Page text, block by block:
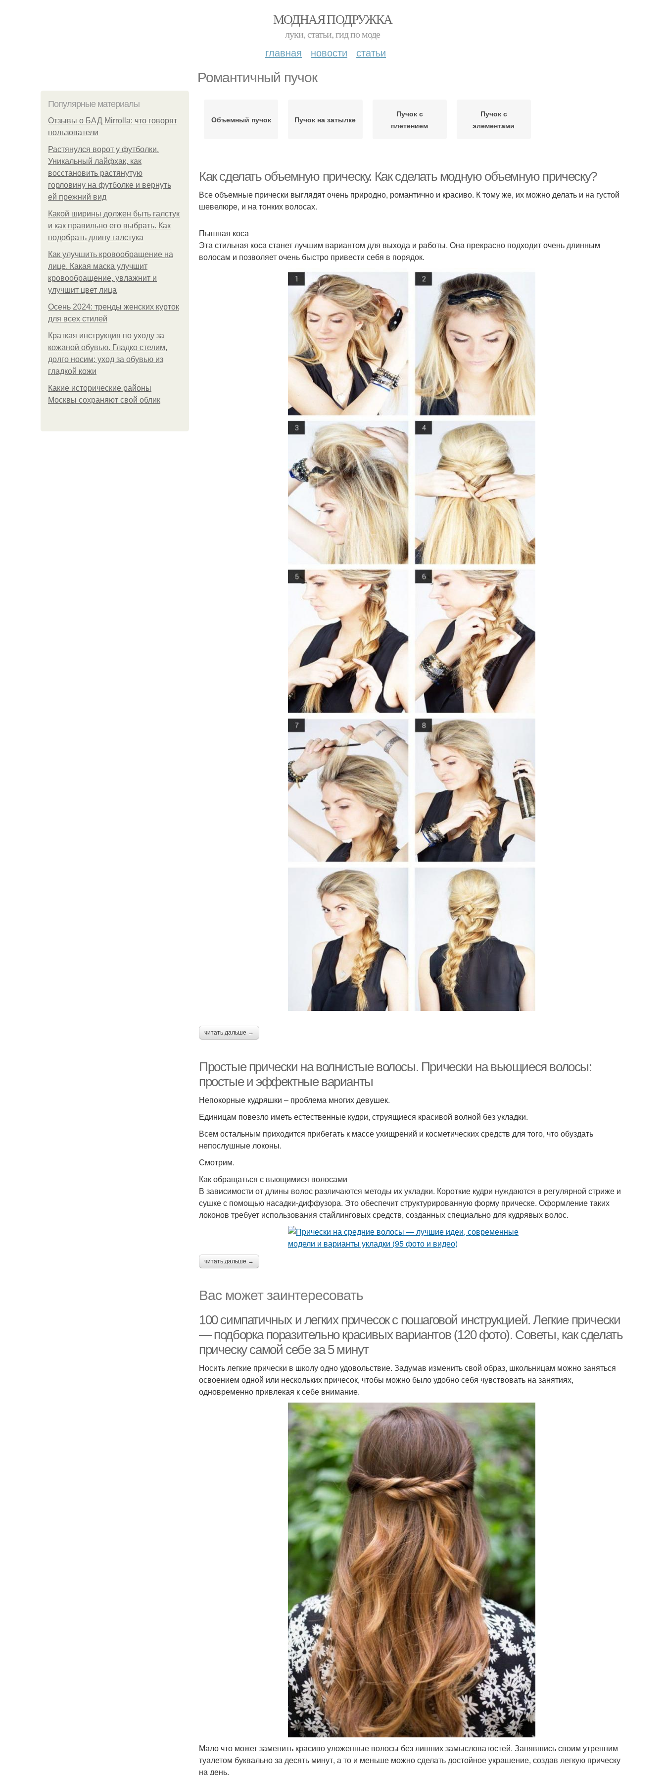
МОДНАЯ ПОДРУЖКА
луки, статьи, гид по моде
главная новости статьи
Романтичный пучок
Популярные материалы
Отзывы о БАД Mirrolla: что говорят
пользователи
Растянулся ворот у футболки.
Уникальный лайфхак, как
восстановить растянутую
горловину на футболке и вернуть
ей прежний вид
Какой ширины должен быть галстук
и как правильно его выбрать. Как
подобрать длину галстука
Как улучшить кровообращение на
лице. Какая маска улучшит
кровообращение, увлажнит и
улучшит цвет лица
Осень 2024: тренды женских курток
для всех стилей
Краткая инструкция по уходу за
кожаной обувью. Гладко стелим,
долго носим: уход за обувью из
гладкой кожи
Какие исторические районы
Москвы сохраняют свой облик
Объемный пучок Пучок на затылке
Пучок с
плетением
Пучок с
элементами
Как сделать объемную прическу. Как сделать модную объемную прическу?
Все объемные прически выглядят очень природно, романтично и красиво. К тому же, их можно делать и на густой
шевелюре, и на тонких волосах.
Пышная коса
Эта стильная коса станет лучшим вариантом для выхода и работы. Она прекрасно подходит очень длинным
волосам и позволяет очень быстро привести себя в порядок.
читать дальше →
Простые прически на волнистые волосы. Прически на вьющиеся волосы:
простые и эффектные варианты
Непокорные кудряшки – проблема многих девушек.
Единицам повезло иметь естественные кудри, струящиеся красивой волной без укладки.
Всем остальным приходится прибегать к массе ухищрений и косметических средств для того, что обуздать
непослушные локоны.
Смотрим.
Как обращаться с вьющимися волосами
В зависимости от длины волос различаются методы их укладки. Короткие кудри нуждаются в регулярной стриже и
сушке с помощью насадки-диффузора. Это обеспечит структурированную форму прическе. Оформление таких
локонов требует использования стайлинговых средств, созданных специально для кудрявых волос.
читать дальше →
Вас может заинтересовать
100 симпатичных и легких причесок с пошаговой инструкцией. Легкие прически
— подборка поразительно красивых вариантов (120 фото). Советы, как сделать
прическу самой себе за 5 минут
Носить легкие прически в школу одно удовольствие. Задумав изменить свой образ, школьницам можно заняться
освоением одной или нескольких причесок, чтобы можно было удобно себя чувствовать на занятиях,
одновременно привлекая к себе внимание.
Мало что может заменить красиво уложенные волосы без лишних замысловатостей. Занявшись своим утренним
туалетом буквально за десять минут, а то и меньше можно сделать достойное украшение, создав легкую прическу
на день.